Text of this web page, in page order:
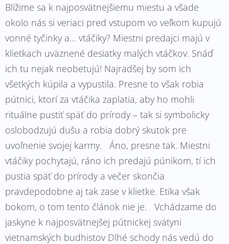
Blížime sa k najposvätnejšiemu miestu a všade
okolo nás si veriaci pred vstupom vo veľkom kupujú
vonné tyčinky a… vtáčiky? Miestni predajci majú v
klietkach uväznené desiatky malých vtáčkov. Snáď
ich tu nejak neobetujú! Najradšej by som ich
všetkých kúpila a vypustila. Presne to však robia
pútnici, ktorí za vtáčika zaplatia, aby ho mohli
rituálne pustiť späť do prírody – tak si symbolicky
oslobodzujú dušu a robia dobrý skutok pre
uvoľnenie svojej karmy. Áno, presne tak. Miestni
vtáčiky pochytajú, ráno ich predajú púnikom, tí ich
pustia späť do prírody a večer skončia
pravdepodobne aj tak zase v klietke. Etika však
bokom, o tom tento článok nie je. Vchádzame do
jaskyne k najposvätnejšej pútnickej svätyni
vietnamských budhistov Dlhé schody nás vedú do